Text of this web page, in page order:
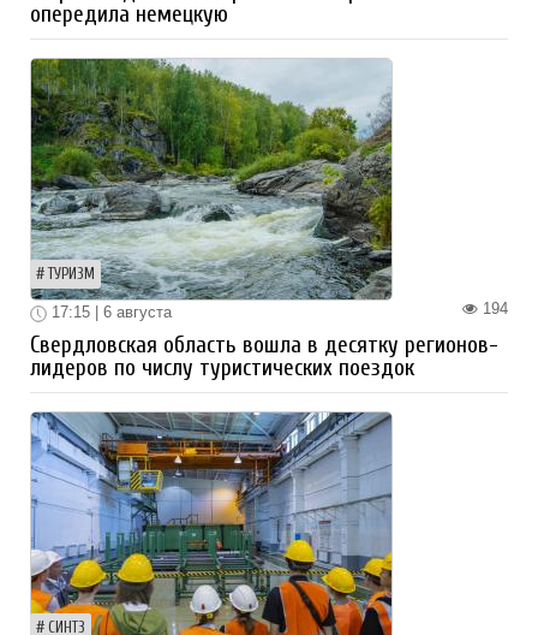
опередила немецкую
ТУРИЗМ
194
17:15 | 6 августа
Свердловская область вошла в десятку регионов-
лидеров по числу туристических поездок
СИНТЗ